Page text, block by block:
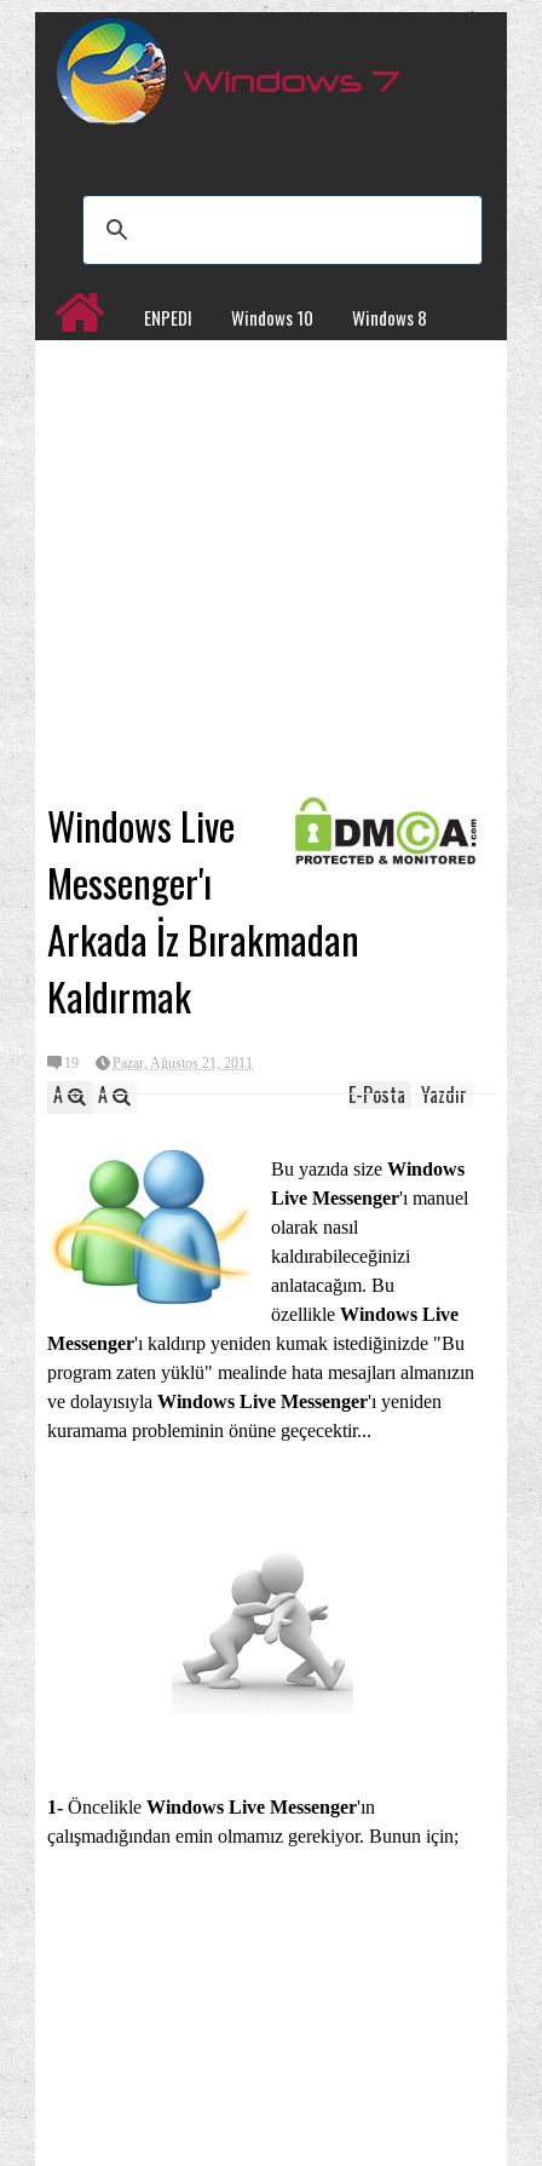
ENPEDI Windows 10
Windows 8
Windows Live
Messenger'ı
Arkada İz Bırakmadan
Kaldırmak
19 Pazar, Ağustos 21, 2011
A A Yazdır
E-Posta
Bu yazıda size Windows
Live Messenger'ı manuel
olarak nasıl
kaldırabileceğinizi
anlatacağım. Bu
özellikle Windows Live
Messenger'ı kaldırıp yeniden kumak istediğinizde "Bu
program zaten yüklü" mealinde hata mesajları almanızın
ve dolayısıyla Windows Live Messenger'ı yeniden
kuramama probleminin önüne geçecektir...
1- Öncelikle Windows Live Messenger'ın
çalışmadığından emin olmamız gerekiyor. Bunun için;